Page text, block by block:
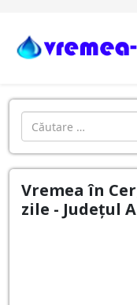
Cautare
Vremea în
zile - Județul